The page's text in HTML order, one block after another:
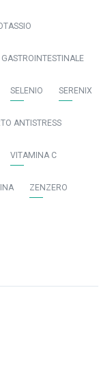
SELENIO SERENIX
ANTISTRESS
VITAMINA C
ZENZERO